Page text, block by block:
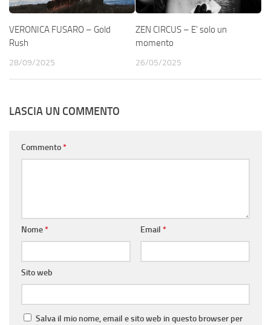
VERONICA FUSARO – Gold
Rush
28/09/2025
ZEN CIRCUS – E’ solo un
momento
26/05/2025
LASCIA UN COMMENTO
Commento*
Nome* Email *
Sito web
Salva il mio nome, email e sito web in questo browser per